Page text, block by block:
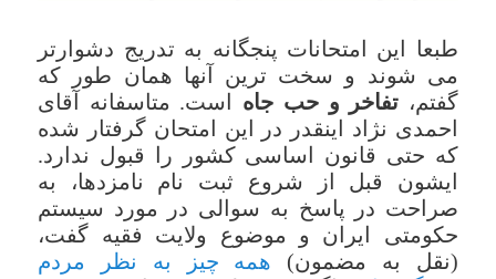
طبعا این امتحانات پنجگانه به تدریج دشوارتر
می شوند و سخت ترین آنها همان طور که
گفتم، تفاخر و حب جاه است. متاسفانه آقای
احمدی نژاد اینقدر در این امتحان گرفتار شده
که حتی قانون اساسی کشور را قبول ندارد.
ایشون قبل از شروع ثبت نام نامزدها، به
صراحت در پاسخ به سوالی در مورد سیستم
حکومتی ایران و موضوع ولایت فقیه گفت،
(نقل به مضمون) همه چیز به نظر مردم